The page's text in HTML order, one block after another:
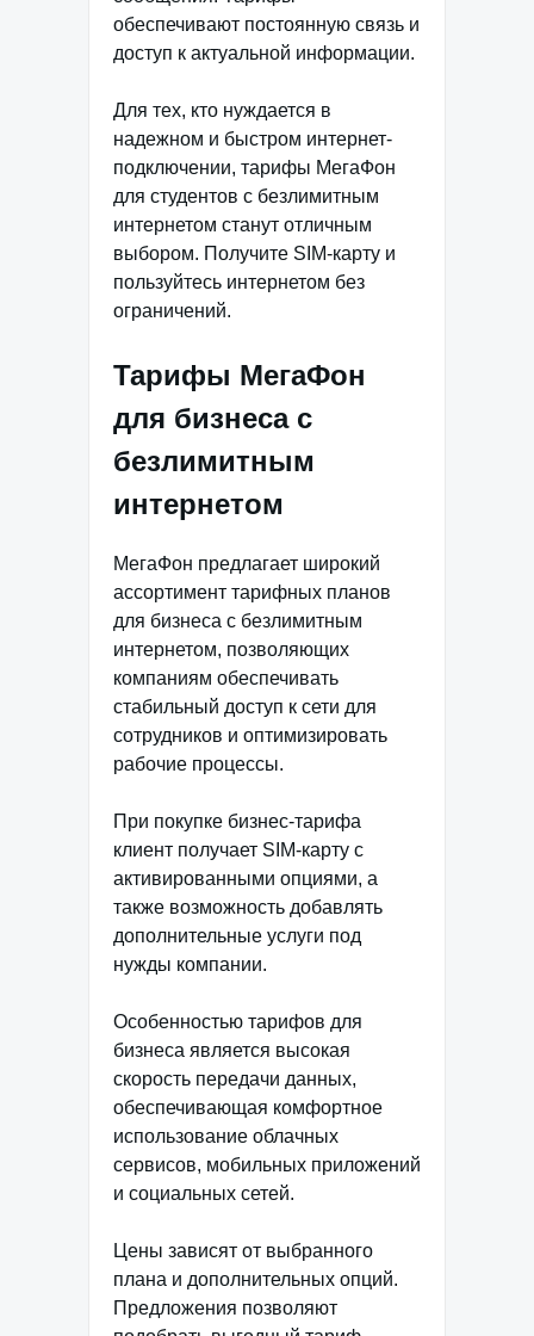
обеспечивают постоянную связь и
доступ к актуальной информации.
Для тех, кто нуждается в
надежном и быстром интернет-
подключении, тарифы МегаФон
для студентов с безлимитным
интернетом станут отличным
выбором. Получите SIM-карту и
пользуйтесь интернетом без
ограничений.
Тарифы МегаФон
для бизнеса с
безлимитным
интернетом
МегаФон предлагает широкий
ассортимент тарифных планов
для бизнеса с безлимитным
интернетом, позволяющих
компаниям обеспечивать
стабильный доступ к сети для
сотрудников и оптимизировать
рабочие процессы.
При покупке бизнес-тарифа
клиент получает SIM-карту с
активированными опциями, а
также возможность добавлять
дополнительные услуги под
нужды компании.
Особенностью тарифов для
бизнеса является высокая
скорость передачи данных,
обеспечивающая комфортное
использование облачных
сервисов, мобильных приложений
и социальных сетей.
Цены зависят от выбранного
плана и дополнительных опций.
Предложения позволяют